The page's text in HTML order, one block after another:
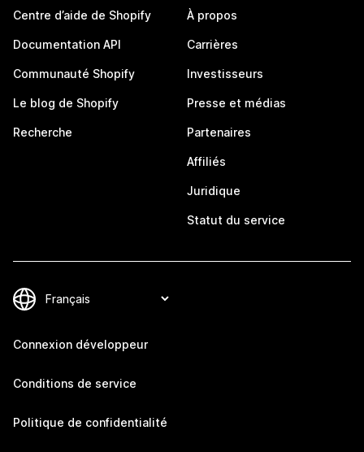
Centre d’aide de Shopify
Documentation API
Communauté Shopify
Le blog de Shopify
Recherche
À propos
Carrières
Investisseurs
Presse et médias
Partenaires
Affiliés
Juridique
Statut du service
Connexion développeur
Conditions de service
Politique de confidentialité